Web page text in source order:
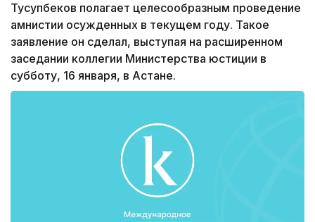
Тусупбеков полагает целесообразным проведение
амнистии осужденных в текущем году. Такое
заявление он сделал, выступая на расширенном
заседании коллегии Министерства юстиции в
субботу, 16 января, в Астане.